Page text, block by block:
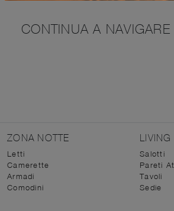
CONTINUA A NAVIGARE
ZONA NOTTE
Letti
Camerette
Armadi
Comodini
LIVING
Salotti
Pareti
Tavoli
Sedie